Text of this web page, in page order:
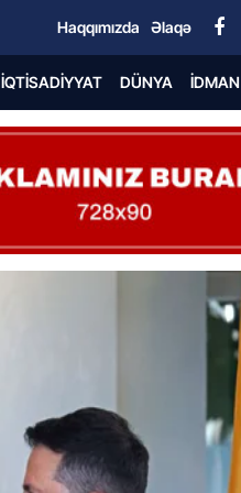
Haqqımızda Əlaqə
İQTISADIYYAT DÜNYA İDMAN